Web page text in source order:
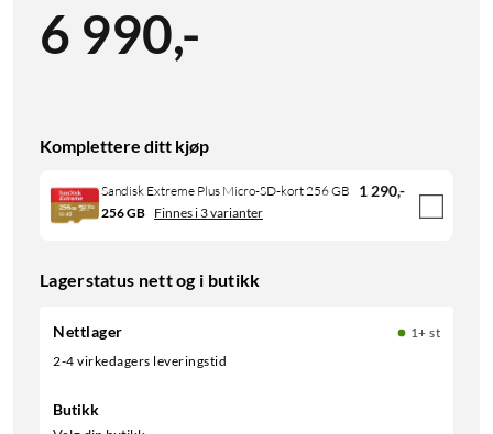
6 990,-
Komplettere ditt kjøp
Sandisk Extreme Plus Micro-SD-kort 256 GB 1 290,-
256 GB Finnes i 3 varianter
Lagerstatus nett og i butikk
Nettlager
1+ st
2-4 virkedagers leveringstid
Butikk